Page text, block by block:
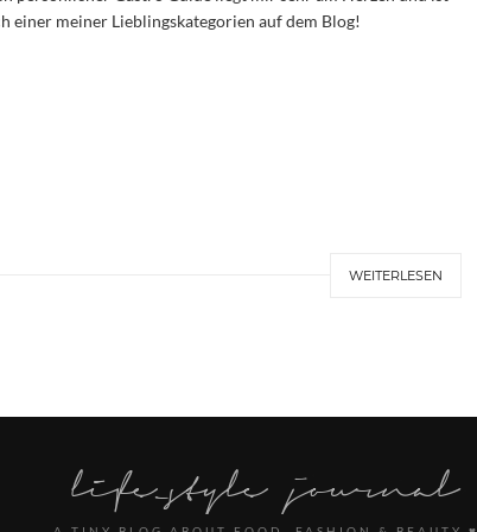
einer meiner Lieblingskategorien auf dem Blog!
WEITERLESEN